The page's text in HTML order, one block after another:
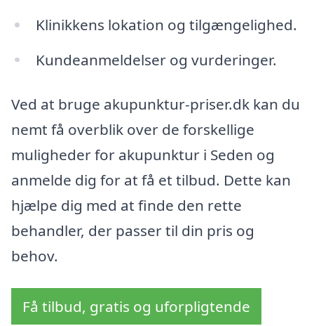
Klinikkens lokation og tilgængelighed.
Kundeanmeldelser og vurderinger.
Ved at bruge akupunktur-priser.dk kan du
nemt få overblik over de forskellige
muligheder for akupunktur i Seden og
anmelde dig for at få et tilbud. Dette kan
hjælpe dig med at finde den rette
behandler, der passer til din pris og
behov.
Få tilbud, gratis og uforpligtende